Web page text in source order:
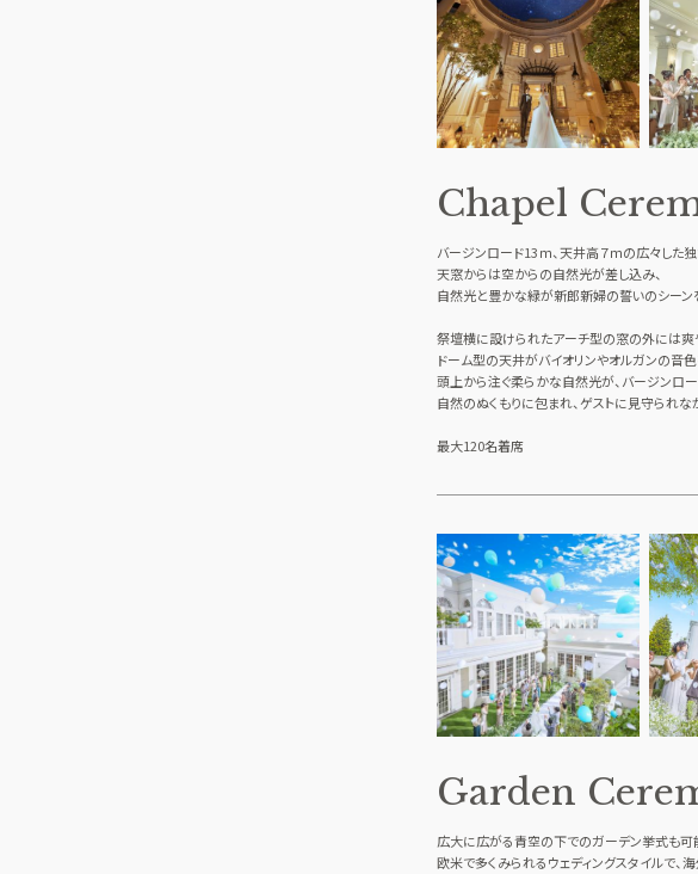
Chapel
バージンロード13ｍ、天井高７ｍの広々した独
天窓からは空からの自然光が差し込み、
自然光と豊かな緑が新郎新婦の誓いのシーンを
祭壇横に設けられたアーチ型の窓の外には爽
ドーム型の天井がバイオリンやオルガンの音色
頭上から注ぐ柔らかな自然光が、バージンロー
自然のぬくもりに包まれ、ゲストに見守られな
最大120名着席
Garden
広大に広がる青空の下でのガーデン挙式も可
欧米で多くみられるウェディングスタイルで、